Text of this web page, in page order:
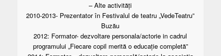
– Alte activități
2010-2013- Prezentator în Festivalul de teatru „VedeTeatru”
Buzău
2012: Formator- dezvoltare personala/actorie in cadrul
programului „Fiecare copil merită o educație completă”